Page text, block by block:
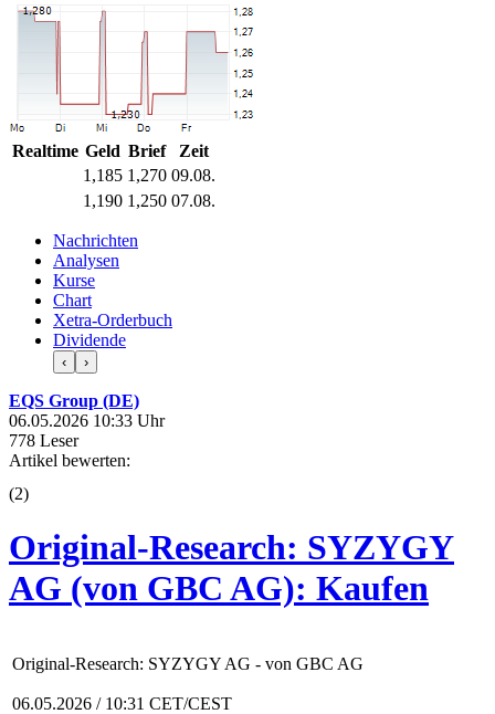
Realtime Geld Brief
Zeit
1,185 1,270 09.08.
1,190 1,250 07.08.
Nachrichten
Analysen
Kurse
Chart
Xetra-Orderbuch
Dividende
‹ ›
EQS Group (DE)
06.05.2026 10:33 Uhr
778 Leser
Artikel bewerten:
(2)
Original-Research: SYZYGY
AG (von GBC AG): Kaufen
Original-Research: SYZYGY AG - von GBC AG
06.05.2026 / 10:31 CET/CEST